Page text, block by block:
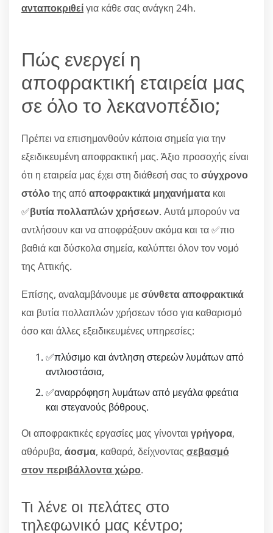
ανταποκριθείγια κάθε σας ανάγκη 24h.
Πώς ενεργεί η
αποφρακτική εταιρεία μας
σε όλο το λεκανοπέδιο;
Πρέπει να επισημανθούν κάποια σημεία για την
εξειδικευμένη αποφρακτική μας. Άξιο προσοχής είναι
ότι η εταιρεία μας έχει στη διάθεσή σας τοσύγχρονο
στόλοτης απόαποφρακτικά μηχανήματα και
✅βυτία πολλαπλών χρήσεων. Αυτά μπορούν να
αντλήσουν και να αποφράξουν ακόμα και τα ✅πιο
βαθιά και δύσκολα σημεία, καλύπτει όλον τον νομό
της Αττικής.
Επίσης, αναλαμβάνουμε μεσύνθετα αποφρακτικά
και βυτία πολλαπλών χρήσεων τόσο για καθαρισμό
όσο και άλλες εξειδικευμένες υπηρεσίες:
✅πλύσιμο και άντληση στερεών λυμάτων από
αντλιοστάσια,
✅αναρρόφηση λυμάτων από μεγάλα φρεάτια
και στεγανούς βόθρους.
Οι αποφρακτικές εργασίες μας γίνονται γρήγορα,
αθόρυβα, άοσμα, καθαρά, δείχνοντας σεβασμό
στον περιβάλλοντα χώρο.
Τι λένε οι πελάτες στο
τηλεφωνικό μας κέντρο;